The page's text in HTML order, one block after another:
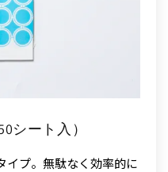
シート入）
イプ。無駄なく効率的に